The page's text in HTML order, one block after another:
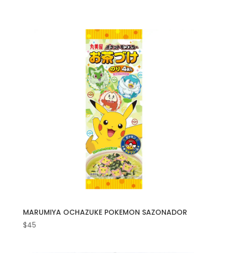
MARUMIYA OCHAZUKE POKEMON SAZONADOR
$45